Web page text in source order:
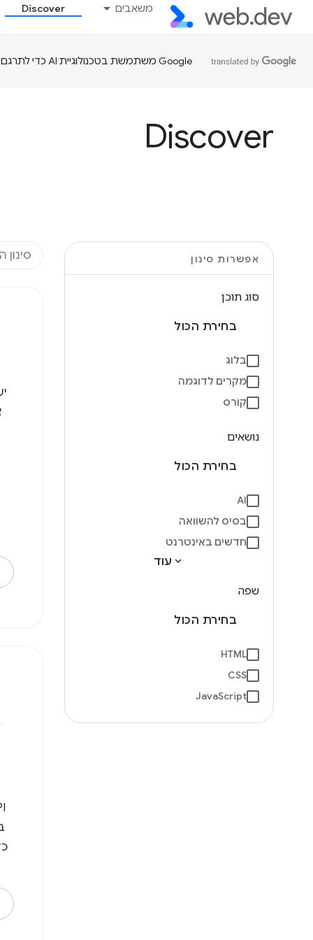
משאבים Discover
‫Google משתמשת בטכנולוגיית AI כדי לתרגם תוכן לשפה המועדפת עליך. בתרגומים כאלו עשויות להיות שגיאות.
Discover
אפשרות סינון
סוג תוכן
בחירת הכול
בלוג
מקרים לדוגמה
קורס
נושאים
בחירת הכול
AI
בסיס להשוואה
חדשים באינטרנט
expand_more עוד
שפה
בחירת הכול
HTML
CSS
JavaScript